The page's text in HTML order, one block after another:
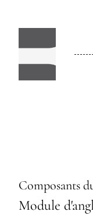
Composants
Module